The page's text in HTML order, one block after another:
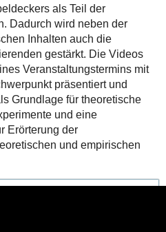
als Teil der
Dadurch wird neben der
Inhalten auch die
gestärkt. Die Videos
Veranstaltungstermins mit
präsentiert und
Grundlage für theoretische
und eine
Erörterung der
und empirischen